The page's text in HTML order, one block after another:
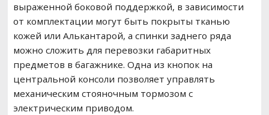
выраженной боковой поддержкой, в зависимости
от комплектации могут быть покрыты тканью
кожей или Алькантарой, а спинки заднего ряда
можно сложить для перевозки габаритных
предметов в багажнике. Одна из кнопок на
центральной консоли позволяет управлять
механическим стояночным тормозом с
электрическим приводом.